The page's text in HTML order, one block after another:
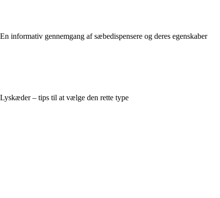
En informativ gennemgang af sæbedispensere og deres egenskaber
Lyskæder – tips til at vælge den rette type